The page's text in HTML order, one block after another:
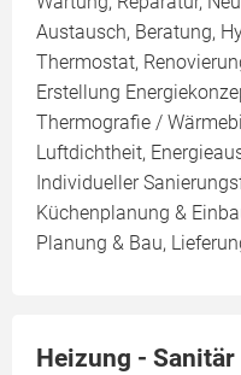
Austausch, Beratung,
Thermostat,
Erstellung
Thermografie /
Luftdichtheit,
Individueller
Küchenplanung &
Planung & Bau,
Heizung -